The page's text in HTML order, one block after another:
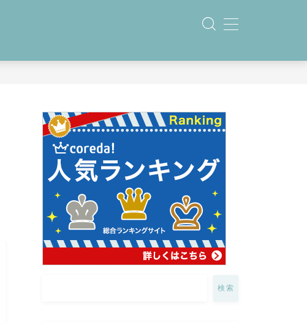
検索